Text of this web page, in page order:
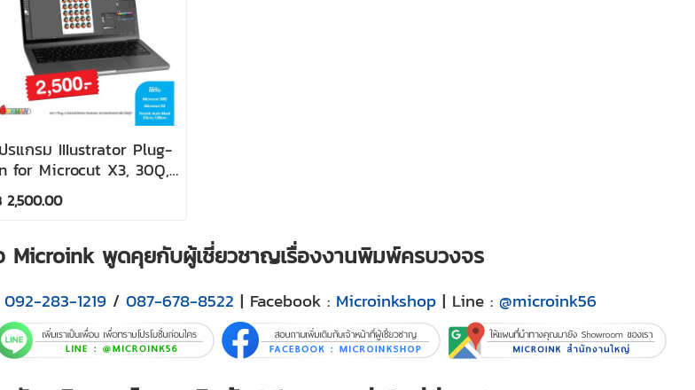
รแกรม IIIustrator Plug-
for Microcut X3, 30Q,
2,500.00
Microink พูดคุยกับผู้เชี่ยวชาญเรื่องงานพิมพ์ครบวงจร
092-283-1219 / 087-678-8522 | Facebook : Microinkshop| Line : @microink56